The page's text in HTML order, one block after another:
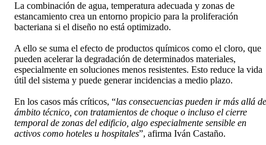
La combinación de agua, temperatura adecuada y zonas de
estancamiento crea un entorno propicio para la proliferación
bacteriana si el diseño no está optimizado.
A ello se suma el efecto de productos químicos como el cloro, que
pueden acelerar la degradación de determinados materiales,
especialmente en soluciones menos resistentes. Esto reduce la vida
útil del sistema y puede generar incidencias a medio plazo.
En los casos más críticos, “las consecuencias pueden ir más allá
ámbito técnico, con tratamientos de choque o incluso el cierre
temporal de zonas del edificio, algo especialmente sensible en
activos como hoteles u hospitales”, afirma Iván Castaño.